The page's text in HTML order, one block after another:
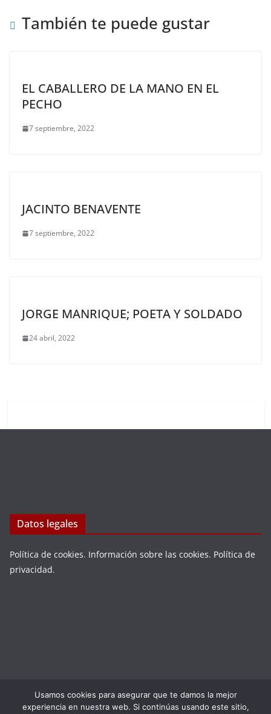
También te puede gustar
EL CABALLERO DE LA MANO EN EL
PECHO
7 septiembre, 2022
JACINTO BENAVENTE
7 septiembre, 2022
JORGE MANRIQUE; POETA Y SOLDADO
24 abril, 2022
Datos legales
Política de cookies. Información sobre las cookies. Política de
privacidad.
Copyright © 2026LA VIEJA ESPAÑA. Todos los derechos
Usamos cookies para asegurar que te damos la mejor
experiencia en nuestra web. Si continúas usando este sitio,